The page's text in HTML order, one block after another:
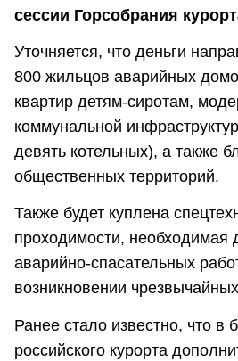
сессии Горсобрания
Уточняется, что деньги
800 жильцов аварийных
квартир детям-сиротам,
коммунальной
девять котельных), а также
общественных территорий.
Также будет куплена
проходимости, необходимая
аварийно-спасательных
возникновении
Ранее стало известно, что в
российского курорта